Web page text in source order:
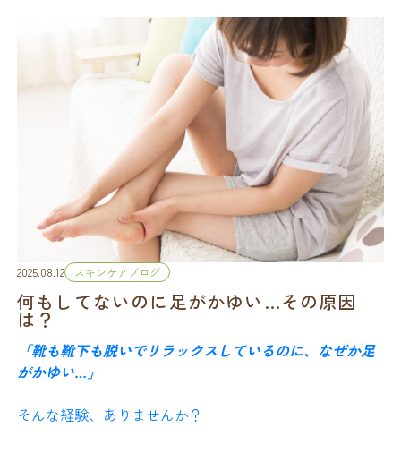
“いつ塗るか”
がカギになることがあります。
■ 足がカサつく原因は「水
2025.08.12 スキンケアブログ
何もしてないのに足がかゆい…その原因
は？
「靴も靴下も脱いでリラックスしているのに、なぜか足
がかゆい…」
そんな経験、ありませんか？